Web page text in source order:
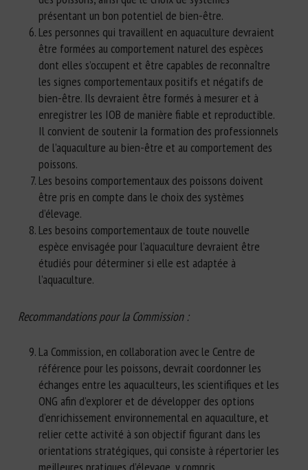
présentant un bon potentiel de bien-être.
Les personnes qui travaillent en aquaculture devraient
être formées au comportement naturel des espèces
dont elles s’occupent et être capables de reconnaître
les signes comportementaux positifs et négatifs de
bien-être. Ils devraient être formés à mesurer et à
enregistrer les IOB de manière fiable et reproductible.
Il convient de soutenir la formation des professionnels
de l’aquaculture au bien-être et au comportement des
poissons.
Les besoins comportementaux des poissons doivent
être pris en compte dans le choix des systèmes
d’élevage.
Les besoins comportementaux de toute nouvelle
espèce envisagée pour l’aquaculture devraient être
étudiés pour déterminer si elle est adaptée à
l’aquaculture.
Recommandations pour la Commission :
La Commission, en collaboration avec le Centre de
référence pour les poissons, devrait coordonner les
échanges entre les aquaculteurs, les scientifiques et les
ONG afin d’explorer et de développer des options
d’enrichissement environnemental en aquaculture, et
relier cette activité à son objectif figurant dans les
orientations stratégiques, qui consiste à répertorier les